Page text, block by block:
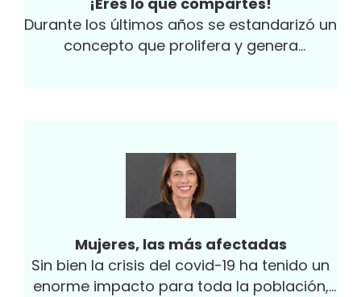
Durante los últimos años se estandarizó un
concepto que prolifera y genera
medios de comunicación, pero sin el rigor
ni los procesos de manejo informativo del
periodismo formal.
Mujeres, las más afectadas
Sin bien la crisis del covid-19 ha tenido un
enorme impacto para toda la población,